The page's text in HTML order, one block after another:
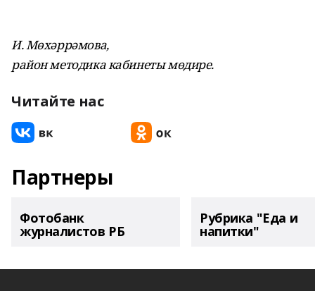
И. Мөхәррәмова,
район методика кабинеты мөдире.
Читайте нас
Партнеры
Фотобанк
журналистов РБ
Рубрика "Еда и
напитки"